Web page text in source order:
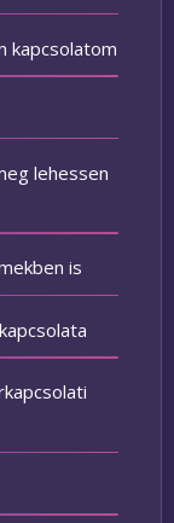
kapcsolatom
lehessen
is